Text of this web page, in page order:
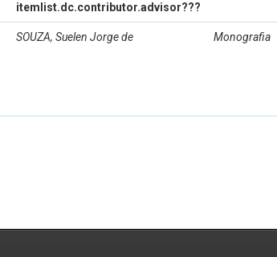
itemlist.dc.contributor.advisor???
SOUZA, Suelen Jorge de Monografia